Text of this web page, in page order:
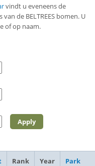
vindt u eveneens de
de BELTREES bomen. U
of op naam.
Rank Year Park